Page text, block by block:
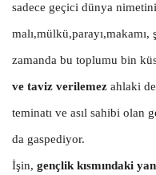
sadece geçici dünya
zamanda bu toplumu bin
ve taviz verilemez ahlaki
teminatı ve asıl sahibi olan
da gaspediyor.
İşin, gençlik kısmındaki